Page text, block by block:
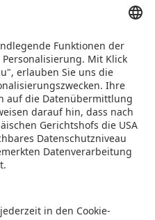
zu sein,
Veranstaltung. Wir
Spielideen“, fasst
Vorstands der
HERUNTERLADEN